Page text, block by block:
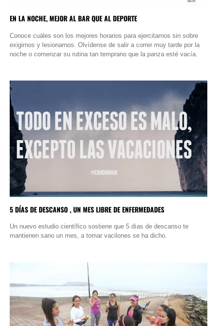
EN LA NOCHE, MEJOR AL BAR QUE AL DEPORTE
Conoce cuáles son los mejores horarios para ejercitarnos sin sobre
exigirnos y lesionarnos. Olvídense de salir a correr muy tarde por la
noche o comenzar su rutina tan temprano que la panza esté vacía.
5 DÍAS DE DESCANSO , UN MES LIBRE DE ENFERMEDADES
Un nuevo estudio científico sostiene que 5 días de descanso te
mantienen sano un mes, a tomar vacilones se ha dicho.